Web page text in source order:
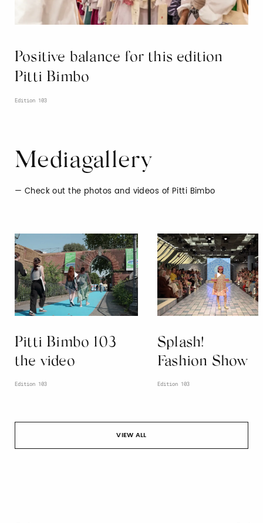
Positive balance for this edition
Pitti Bimbo
Edition 103
Mediagallery
Check out the photos and videos of Pitti Bimbo
Pitti Bimbo 103
the video
Edition 103
Splash!
Fashion Show
Edition 103
VIEW ALL